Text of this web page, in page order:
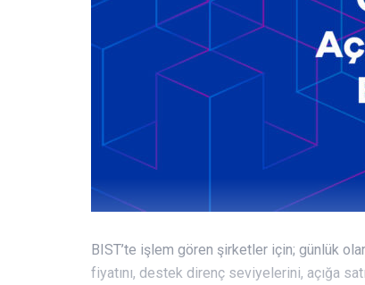
BIST’te işlem gören şirketler için; günlük
fiyatını, destek direnç seviyelerini, açığa